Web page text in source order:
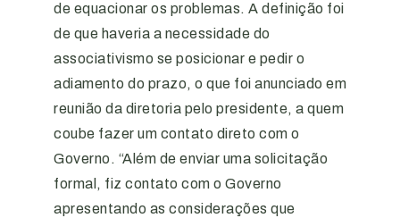
de equacionar os problemas. A definição foi
de que haveria a necessidade do
associativismo se posicionar e pedir o
adiamento do prazo, o que foi anunciado em
reunião da diretoria pelo presidente, a quem
coube fazer um contato direto com o
Governo. “Além de enviar uma solicitação
formal, fiz contato com o Governo
apresentando as considerações que